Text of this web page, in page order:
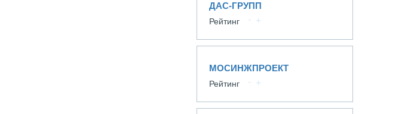
ДАС-ГРУПП
Рейтинг
МОСИНЖПРОЕКТ
Рейтинг